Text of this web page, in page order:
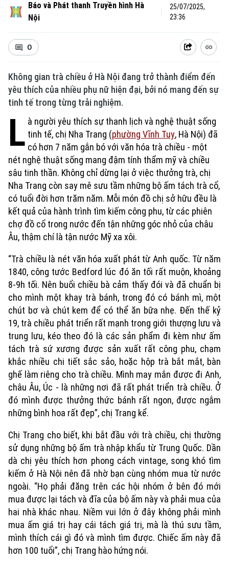
Xu hướng
Báo và Phát thanh Truyền hình Hà
Nội
25/07/2025,
23:36
0
Không gian trà chiều ở Hà Nội đang trở thành điểm đến
yêu thích của nhiều phụ nữ hiện đại, bởi nó mang đến sự
tinh tế trong từng trải nghiệm.
L à người yêu thích sự thanh lịch và nghệ thuật sống
tinh tế, chị Nha Trang (phường Vĩnh Tuy, Hà Nội) đã
có hơn 7 năm gắn bó với văn hóa trà chiều - một
nét nghệ thuật sống mang đậm tính thẩm mỹ và chiều
sâu tinh thần. Không chỉ dừng lại ở việc thưởng trà, chị
Nha Trang còn say mê sưu tầm những bộ ấm tách trà cổ,
có tuổi đời hơn trăm năm. Mỗi món đồ chị sở hữu đều là
kết quả của hành trình tìm kiếm công phu, từ các phiên
chợ đồ cổ trong nước đến tận những góc nhỏ của châu
Âu, thậm chí là tận nước Mỹ xa xôi.
“Trà chiều là nét văn hóa xuất phát từ Anh quốc. Từ năm
1840, công tước Bedford lúc đó ăn tối rất muộn, khoảng
8-9h tối. Nên buổi chiều bà cảm thấy đói và đã chuẩn bị
cho mình một khay trà bánh, trong đó có bánh mì, một
chút bơ và chút kem để có thể ăn bữa nhẹ. Đến thế kỷ
19, trà chiều phát triển rất mạnh trong giới thượng lưu và
trung lưu, kéo theo đó là các sản phẩm đi kèm như ấm
tách trà sứ xương được sản xuất rất công phu, chạm
khắc nhiều chi tiết sắc sảo, hoặc hộp trà bắt mắt, bàn
ghế làm riêng cho trà chiều. Mình may mắn được đi Anh,
châu Âu, Úc - là những nơi đã rất phát triển trà chiều. Ở
đó mình được thưởng thức bánh rất ngon, được ngắm
những bình hoa rất đẹp”, chị Trang kể.
Chị Trang cho biết, khi bắt đầu với trà chiều, chị thường
sử dụng những bộ ấm trà nhập khẩu từ Trung Quốc. Dần
dà chị yêu thích hơn phong cách vintage, song khó tìm
kiếm ở Hà Nội nên đã nhờ bạn cùng nhóm mua từ nước
ngoài. “Họ phải đăng trên các hội nhóm ở bên đó mới
mua được lại tách và đĩa của bộ ấm này và phải mua của
hai nhà khác nhau. Niềm vui lớn ở đây không phải mình
mua ấm giá trị hay cái tách giá trị, mà là thú sưu tầm,
mình thích cái gì đó và mình tìm được. Chiếc ấm này đã
hơn 100 tuổi”, chị Trang hào hứng nói.